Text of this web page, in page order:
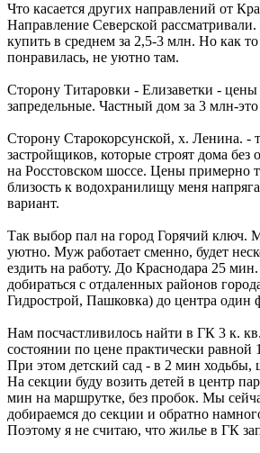
Что касается других направлений от
Направление Северской
купить в среднем за 2,5-3 млн. Но как
понравилась, не уютно там.
Сторону Титаровки - Елизаветки - цены
запредельные. Частный дом за 3 млн-
Сторону Старокорсунской, х. Ленина. -
застройщиков, которые строят дома без
на Росстовском шоссе. Цены примерно
близость к водохранилищу меня
вариант.
Так выбор пал на город Горячий ключ.
уютно. Муж работает сменно, будет
ездить на работу. До Краснодара 25
добираться с отдаленных районов
Гидрострой, Пашковка) до центра один
Нам посчастливилось найти в ГК 3 к.
состоянии по цене практически равной
При этом детский сад - в 2 мин ходьбы,
На секции буду возить детей в центр
мин на маршрутке, без пробок. Мы
добираемся до секции и обратно
Поэтому я не считаю, что жилье в ГК